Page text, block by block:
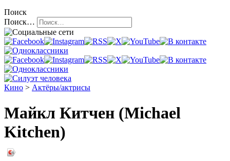
Поиск
Поиск…
Кино > Актёры/актрисы
Майкл Китчен (Michael
Kitchen)